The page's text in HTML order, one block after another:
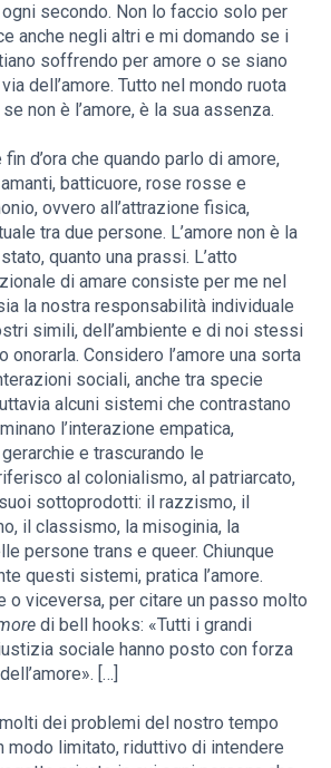
secondo. Non lo faccio solo per
anche negli altri e mi domando se i
soffrendo per amore o se siano
dell’amore. Tutto nel mondo ruota
non è l’amore, è la sua assenza.
d’ora che quando parlo di amore,
batticuore, rose rosse e
ovvero all’attrazione fisica,
tra due persone. L’amore non è la
quanto una prassi. L’atto
di amare consiste per me nel
la nostra responsabilità individuale
simili, dell’ambiente e di noi stessi
onorarla. Considero l’amore una sorta
sociali, anche tra specie
alcuni sistemi che contrastano
l’interazione empatica,
e trascurando le
al colonialismo, al patriarcato,
sottoprodotti: il razzismo, il
il classismo, la misoginia, la
persone trans e queer. Chiunque
questi sistemi, pratica l’amore.
o viceversa, per citare un passo molto
di bell hooks: «Tutti i grandi
sociale hanno posto con forza
[…]
dei problemi del nostro tempo
modo limitato, riduttivo di intendere